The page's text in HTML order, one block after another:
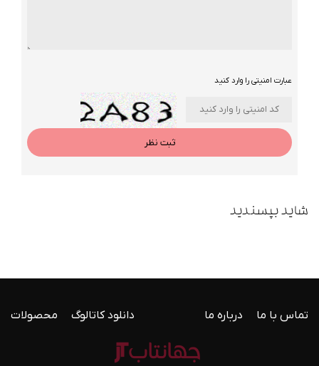
عبارت امنیتی را وارد کنید
ثبت نظر
شاید بپسندید
تماس با ما درباره ما دانلود کاتالوگ محصولات